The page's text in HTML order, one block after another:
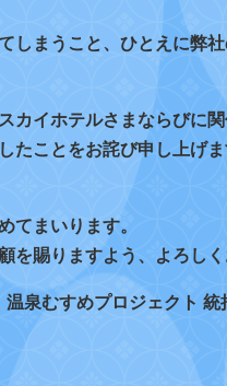
しまうこと、ひとえに弊
カイホテルさまならびに
ことをお詫び申し上げ
てまいります。
賜りますよう、よろしく
温泉むすめプロジェクト